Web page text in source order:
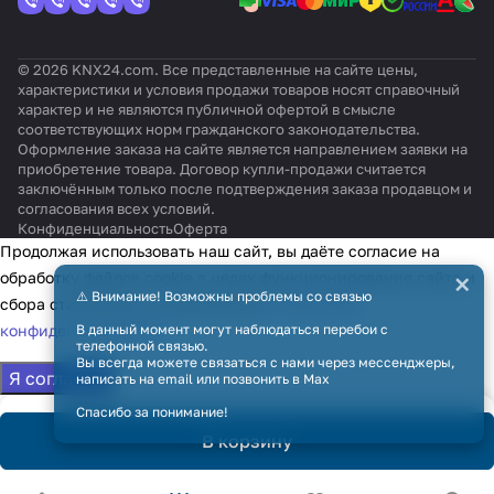
компл
В корзину
© 2026 KNX24.com. Все представленные на сайте цены,
характеристики и условия продажи товаров носят справочный
характер и не являются публичной офертой в смысле
соответствующих норм гражданского законодательства.
Оформление заказа на сайте является направлением заявки на
приобретение товара. Договор купли-продажи считается
заключённым только после подтверждения заказа продавцом и
согласования всех условий.
КонфиденциальностьОферта
⚠️ Внимание! Возможны проблемы со связью
В данный момент могут наблюдаться перебои с
телефонной связью.
Вы всегда можете связаться с нами через мессенджеры,
написать на email или позвонить в Max
Спасибо за понимание!
×
Продолжая использовать наш сайт, вы даёте согласие на
обработку файлов cookie в целях функционирования сайта и
сбора статистики в соответствии сполитикой
конфиденциальности
Я согласен